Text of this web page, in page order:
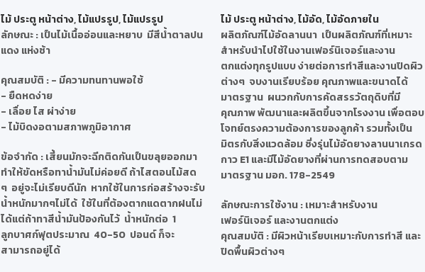
ไม้ ประตู หน้าต่าง,ไม้แปรรูป,ไม้แปรรูป
ลักษณะ: เป็นไม้เนื้ออ่อนและหยาบ มีสีน้ำตาลปน
แดง แห่งช้า
คุณสมบัติ : - มีความทนทานพอใช้
- ยืดหดง่าย
- เลื่อย ไส ผ่าง่าย
- ไม้บิดงอตามสภาพภูมิอากาศ
ข้อจำกัด : เสี้ยนมักจะฉีกติดกันเป็นขลุยออกมา
ทำให้ขัดหรือทาน้ำมันไม่ค่อยดี ถ้าไสตอนไม้สด
ๆ อยู่จะไม่เรียบดีนัก หากใช้ในการก่อสร้างจะรับ
น้ำหนักมากๆไม่ได้ ใช้ในที่ต้องตากแดตากฝนไม่
ได้แต่ถ้าทาสีน้ำมันป้องกันไว้ น้ำหนักต่อ 1
ลูกบาศก์ฟุตประมาณ 40-50 ปอนด์ ก็จะ
สามารถอยู่ได้
ไม้ ประตู หน้าต่าง,ไม้อัด,ไม้อัดภายใน
ผลิตภัณฑ์ไม้อัดลานนา เป็นผลิตภัณฑ์ที่เหมาะ
สำหรับนำไปใช้ในงานเฟอร์นิเจอร์และงาน
ตกแต่งทุกรูปแบบ ง่ายต่อการทำสีและงานปิดผิว
ต่างๆ จบงานเรียบร้อย คุณภาพและขนาดได้
มาตรฐาน ผนวกกับการคัดสรรวัตถุดิบที่มี
คุณภาพ พัฒนาและผลิตขึ้นจากโรงงาน เพื่อตอบ
โจทย์ตรงความต้องการของลูกค้า รวมทั้งเป็น
มิตรกับสิ่งแวดล้อม ซี่งรุ่นไม้อัดยางลานนาเกรด
กาว E1 และมีไม้อัดยางที่ผ่านการทดสอบตาม
มาตรฐาน มอก. 178-2549
ลักษณะการใช้งาน :เหมาะสำหรับงาน
เฟอร์นิเจอร์ และงานตกแต่ง
คุณสมบัติ :มีผิวหน้าเรียบเหมาะกับการทำสี และ
ปิดพื้นผิวต่างๆ